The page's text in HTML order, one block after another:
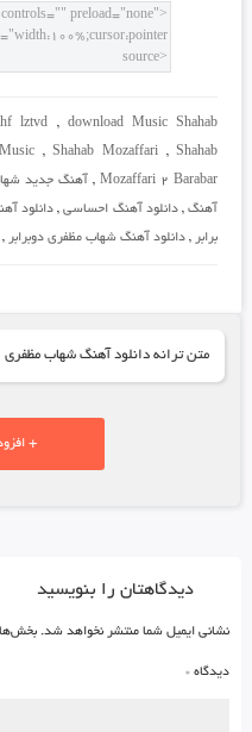
lztvd , download Music Shahab
,Shahab Mozaffari,Shahab
Mozaffari 2 Barabar
, آهنگ جدید
آهنگ,دانلود آهنگ احساسی,دانلود
برابر , دانلود آهنگ شهاب مظفری دوبرابر ,
متن ترانه دانلود آهنگ شهاب مظفری ۲ برابر
+
دیدگاهتان را بنویسید
نشانی ایمیل شما منتشر نخواهد شد.
دیدگاه *